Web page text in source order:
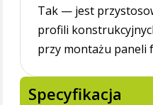
Tak — jest
profili
przy montażu paneli
Specyfikacja